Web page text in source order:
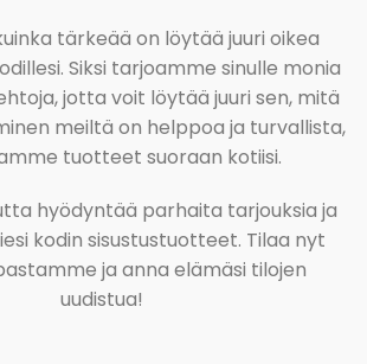
tärkeää on löytää juuri oikea
Siksi tarjoamme sinulle monia
jotta voit löytää juuri sen, mitä
meiltä on helppoa ja turvallista,
tuotteet suoraan kotiisi.
hyödyntää parhaita tarjouksia ja
kodin sisustustuotteet. Tilaa nyt
ja anna elämäsi tilojen
uudistua!